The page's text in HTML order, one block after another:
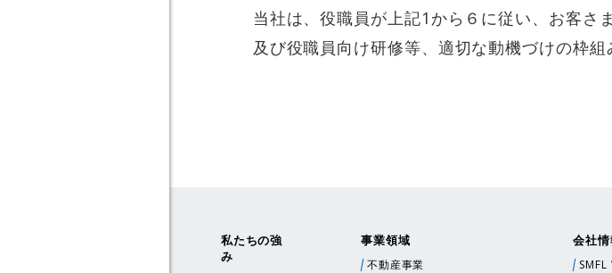
当社は、役職員が上記1から６に従い、お客さ
及び役職員向け研修等、適切な動機づけの枠組
私たちの強
み
事業領域
不動産事業
会社情
SMFL